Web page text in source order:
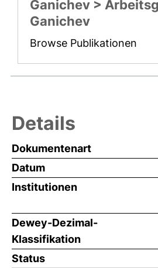
Ganichev >
Ganichev
Browse Publikationen
Details
Dokumentenart
Datum
Institutionen
Dewey-Dezimal-
Klassifikation
Status